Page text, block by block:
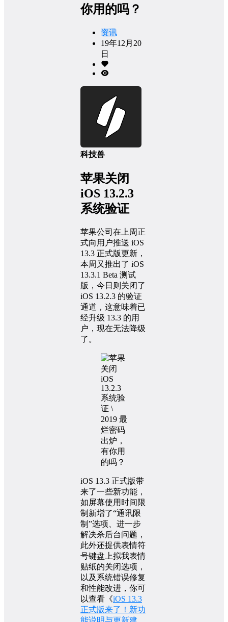
你用的吗？
资讯
19年12月20
日
科技兽
苹果关闭
iOS 13.2.3
系统验证
苹果公司在上周正
式向用户推送 iOS
13.3 正式版更新，
本周又推出了 iOS
13.3.1 Beta 测试
版，今日则关闭了
iOS 13.2.3 的验证
通道，这意味着已
经升级 13.3 的用
户，现在无法降级
了。
iOS 13.3 正式版带
来了一些新功能，
如屏幕使用时间限
制新增了“通讯限
制”选项、进一步
解决杀后台问题，
此外还提供表情符
号键盘上拟我表情
贴纸的关闭选项，
以及系统错误修复
和性能改进，你可
以查看《iOS 13.3
正式版来了！新功
能说明与更新建